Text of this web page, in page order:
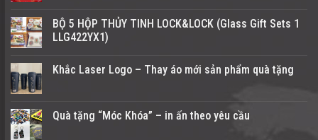
BỘ 5 HỘP THỦY TINH LOCK&LOCK (Glass Gift Sets 1
LLG422YX1)
Khắc Laser Logo – Thay áo mới sản phẩm quà tặng
Quà tặng “Móc Khóa” – in ấn theo yêu cầu